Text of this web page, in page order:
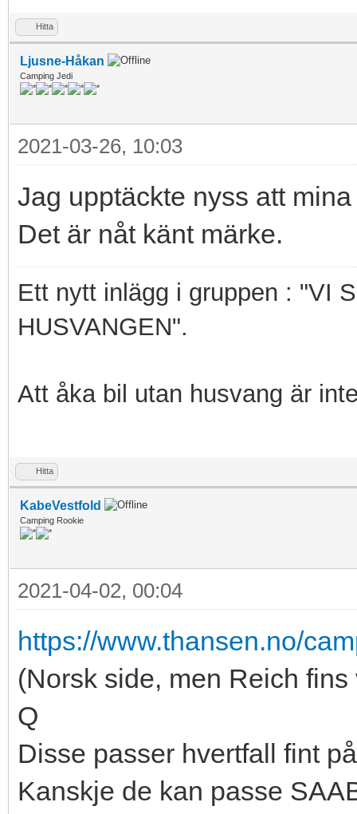
Hitta
Ljusne-Håkan
Camping Jedi
2021-03-26, 10:03
Jag upptäckte nyss att
Det är nåt känt märke.
Ett nytt inlägg i gruppen : "VI
HUSVANGEN".
Att åka bil utan husvang är
Hitta
KabeVestfold
Camping Rookie
2021-04-02, 00:04
https://www.thansen.no/
(Norsk side, men Reich
Q
Disse passer hvertfall fint
Kanskje de kan passe